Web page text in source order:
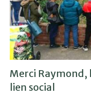
Merci Raymond,
lien social